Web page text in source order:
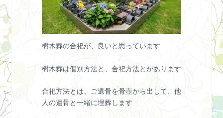
樹木葬の合祀が、良いと思っています
樹木葬は個別方法と、合祀方法とがあります
合祀方法とは、ご遺骨を骨壺から出して、他
人の遺骨と一緒に埋葬します